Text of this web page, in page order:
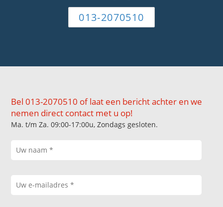
013-2070510
Bel 013-2070510 of laat een bericht achter en we
nemen direct contact met u op!
Ma. t/m Za. 09:00-17:00u, Zondags gesloten.